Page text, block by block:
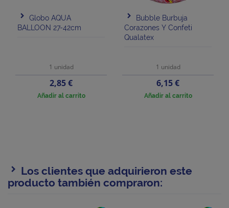
Globo AQUA
BALLOON 27-42cm
1 unidad
Precio
2,85 €
Añadir al carrito
Bubble Burbuja
Corazones Y Confeti
Qualatex
1 unidad
Precio
6,15 €
Añadir al carrito
Los clientes que adquirieron este
producto también compraron: